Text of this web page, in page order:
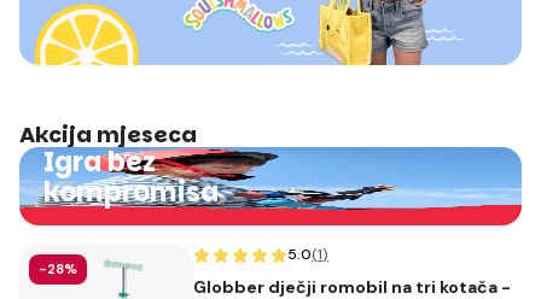
Akcija mjeseca
Igra bez
kompromisa
-28%
5.0(1)
Globber dječji romobil na tri kotača -